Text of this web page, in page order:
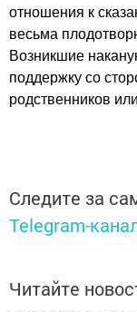
отношения к
весьма
Возникшие
поддержку со
родственников
Следите за
Telegram-
Читайте